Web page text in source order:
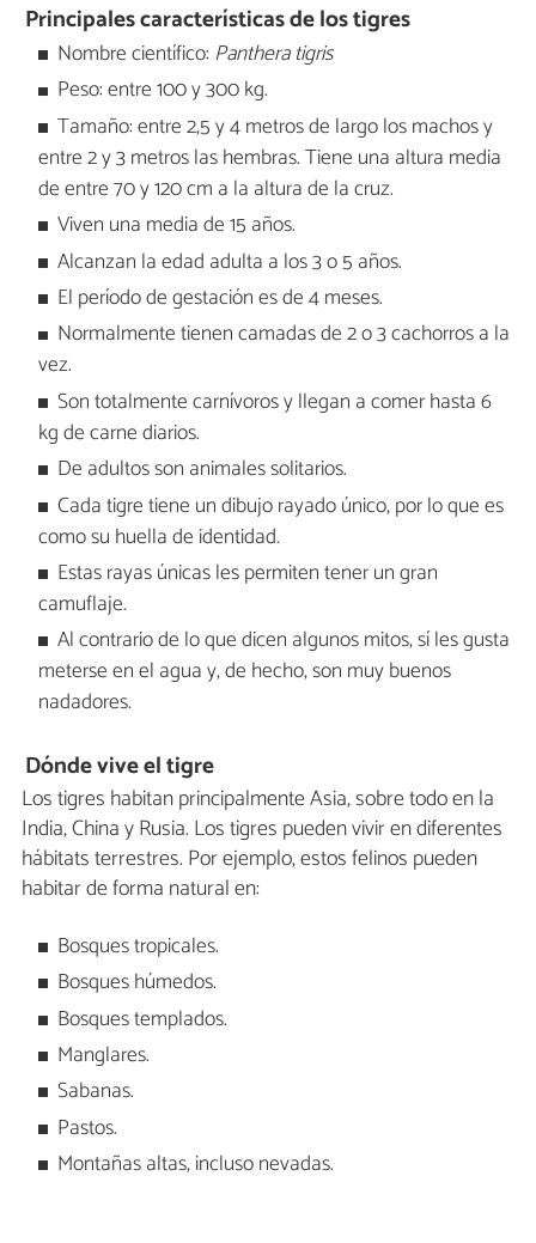
Principales características de los tigres
Nombre científico: Panthera tigris
Peso: entre 100 y 300 kg.
Tamaño: entre 2,5 y 4 metros de largo los machos y
entre 2 y 3 metros las hembras. Tiene una altura media
de entre 70 y 120 cm a la altura de la cruz.
Viven una media de 15 años.
Alcanzan la edad adulta a los 3 o 5 años.
El período de gestación es de 4 meses.
Normalmente tienen camadas de 2 o 3 cachorros a la
vez.
Son totalmente carnívoros y llegan a comer hasta 6
kg de carne diarios.
De adultos son animales solitarios.
Cada tigre tiene un dibujo rayado único, por lo que es
como su huella de identidad.
Estas rayas únicas les permiten tener un gran
camuflaje.
Al contrario de lo que dicen algunos mitos, sí les gusta
meterse en el agua y, de hecho, son muy buenos
nadadores.
Dónde vive el tigre
Los tigres habitan principalmente Asia, sobre todo en la
India, China y Rusia. Los tigres pueden vivir en diferentes
hábitats terrestres. Por ejemplo, estos felinos pueden
habitar de forma natural en:
Bosques tropicales.
Bosques húmedos.
Bosques templados.
Manglares.
Sabanas.
Pastos.
Montañas altas, incluso nevadas.